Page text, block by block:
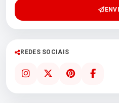
REDES SOCIAIS